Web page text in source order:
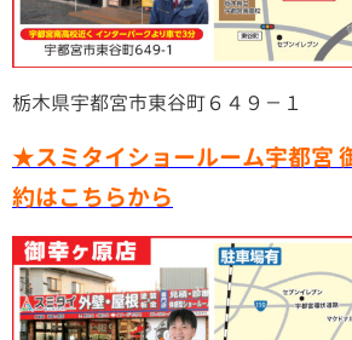
栃木県宇都宮市東谷町６４９－１
★スミタイショールーム宇都宮
約はこちらから